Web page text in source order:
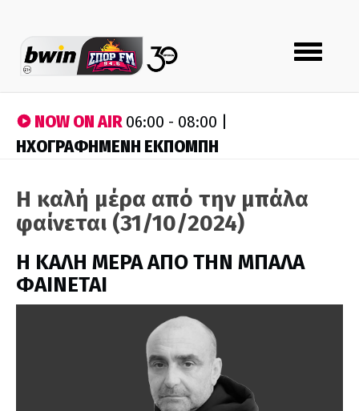
Toggle
navigation
NOW ON AIR06:00 - 08:00 |
ΗΧΟΓΡΑΦΗΜΕΝΗ ΕΚΠΟΜΠΗ
Η καλή μέρα από την μπάλα
φαίνεται (31/10/2024)
H ΚΑΛΗ ΜΕΡΑ ΑΠΟ ΤΗΝ ΜΠΑΛΑ
ΦΑΙΝΕΤΑΙ